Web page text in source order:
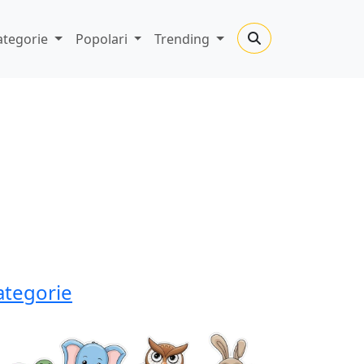
Popolari Trending